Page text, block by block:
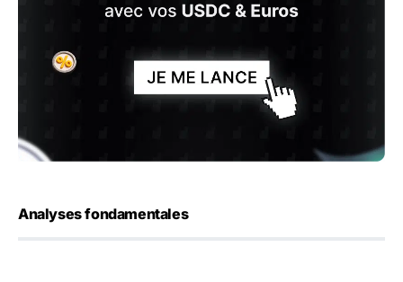
Analyses fondamentales